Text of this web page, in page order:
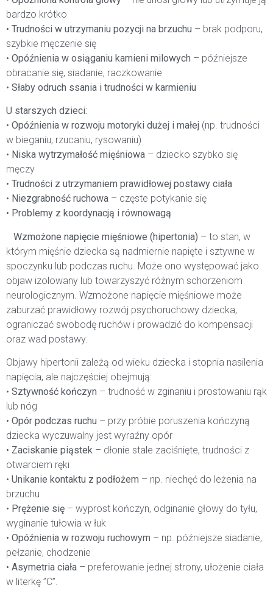
bardzo krótko
• Trudności w utrzymaniu pozycji na brzuchu – brak podporu,
szybkie męczenie się
• Opóźnienia w osiąganiu kamieni milowych – późniejsze
obracanie się, siadanie, raczkowanie
• Słaby odruch ssania i trudności w karmieniu
U starszych dzieci:
• Opóźnienia w rozwoju motoryki dużej i małej (np. trudności
w bieganiu, rzucaniu, rysowaniu)
• Niska wytrzymałość mięśniowa – dziecko szybko się
męczy
• Trudności z utrzymaniem prawidłowej postawy ciała
• Niezgrabność ruchowa – częste potykanie się
• Problemy z koordynacją i równowagą
Wzmożone napięcie mięśniowe (hipertonia) – to stan, w
którym mięśnie dziecka są nadmiernie napięte i sztywne w
spoczynku lub podczas ruchu. Może ono występować jako
objaw izolowany lub towarzyszyć różnym schorzeniom
neurologicznym. Wzmożone napięcie mięśniowe może
zaburzać prawidłowy rozwój psychoruchowy dziecka,
ograniczać swobodę ruchów i prowadzić do kompensacji
oraz wad postawy.
Objawy hipertonii zależą od wieku dziecka i stopnia nasilenia
napięcia, ale najczęściej obejmują:
• Sztywność kończyn – trudność w zginaniu i prostowaniu rąk
lub nóg
• Opór podczas ruchu – przy próbie poruszenia kończyną
dziecka wyczuwalny jest wyraźny opór
• Zaciskanie piąstek – dłonie stale zaciśnięte, trudności z
otwarciem ręki
• Unikanie kontaktu z podłożem – np. niechęć do leżenia na
brzuchu
• Prężenie się – wyprost kończyn, odginanie głowy do tyłu,
wyginanie tułowia w łuk
• Opóźnienia w rozwoju ruchowym – np. późniejsze siadanie,
pełzanie, chodzenie
• Asymetria ciała – preferowanie jednej strony, ułożenie ciała
w literkę ”C”.